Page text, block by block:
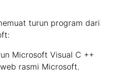
turun program dari
Microsoft Visual C ++
rasmi Microsoft.